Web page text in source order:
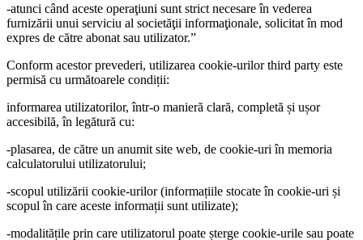
-atunci când aceste operaţiuni sunt strict necesare în vederea
furnizării unui serviciu al societăţii informaţionale, solicitat în mod
expres de către abonat sau utilizator.”
Conform acestor prevederi, utilizarea cookie-urilor third party este
permisă cu următoarele condiții:
informarea utilizatorilor, într-o manieră clară, completă și ușor
accesibilă, în legătură cu:
-plasarea, de către un anumit site web, de cookie-uri în memoria
calculatorului utilizatorului;
-scopul utilizării cookie-urilor (informațiile stocate în cookie-uri și
scopul în care aceste informații sunt utilizate);
-modalitățile prin care utilizatorul poate șterge cookie-urile sau poate